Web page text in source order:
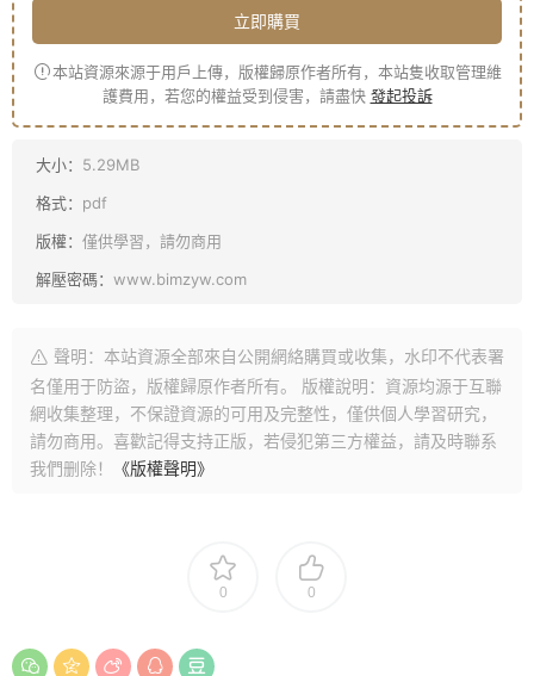
立即購買
本站資源來源于用戶上傳，版權歸原作者所有，本站隻收取管理維
護費用，若您的權益受到侵害，請盡快 發起投訴
大小： 5.29MB
格式： pdf
版權： 僅供學習，請勿商用
解壓密碼： www.bimzyw.com
聲明：本站資源全部來自公開網絡購買或收集，水印不代表署
名僅用于防盜，版權歸原作者所有。 版權說明：資源均源于互聯
網收集整理，不保證資源的可用及完整性，僅供個人學習研究，
請勿商用。喜歡記得支持正版，若侵犯第三方權益，請及時聯系
我們删除！
《版權聲明》
0 0